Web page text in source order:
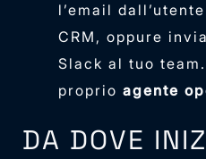
l’email
CRM, oppure
Slack al tuo
proprio agente
DA DOVE